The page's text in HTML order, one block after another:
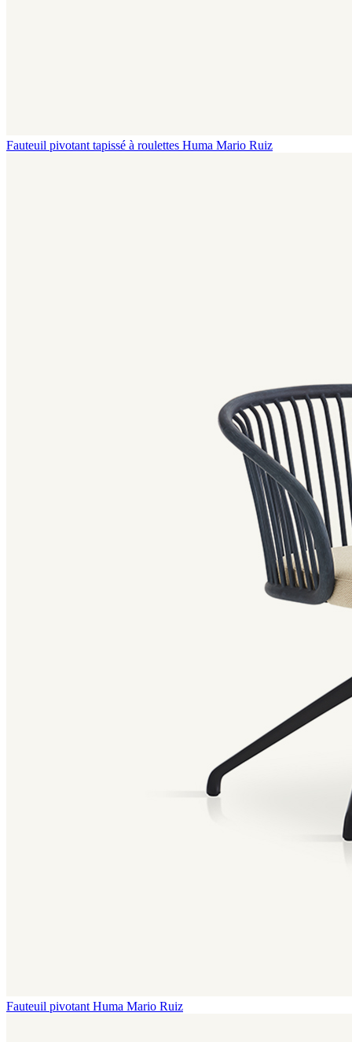
Fauteuil pivotant tapissé à roulettes Huma Mario Ruiz
Fauteuil pivotant Huma Mario Ruiz